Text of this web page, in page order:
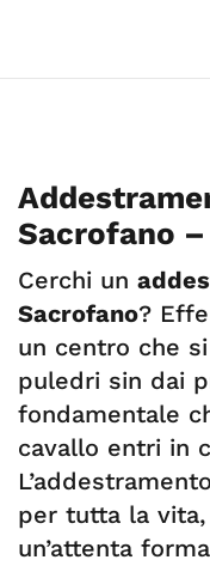
Sacrofano
Cerchi un
Sacrofano?
un centro che
puledri sin dai
fondamentale
cavallo entri in
per tutta la
un’attenta